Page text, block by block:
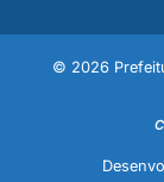
© 2026